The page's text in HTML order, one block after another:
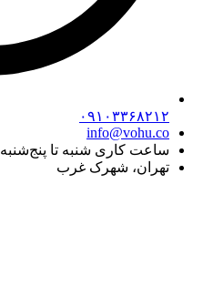
۰۹۱۰۳۳۶۸۲۱۲
info@vohu.co
ساعت کاری شنبه تا پنج‌شنبه ۸ تا ۱۸ و جمعه ۱۰ تا ۱۶
تهران، شهرک غرب